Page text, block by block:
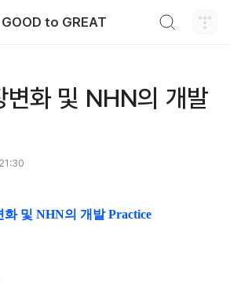
GOOD to GREAT
변화 및 NHN의 개발
화 및 NHN의 개발 Practice